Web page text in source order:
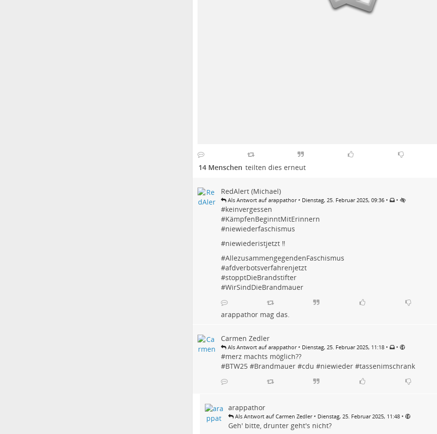
14 Menschen teilten dies erneut
RedAlert (Michael)
Als Antwort auf arappathor • Dienstag, 25. Februar 2025, 09:36 • •
#keinvergessen
#KämpfenBeginntMitErinnern
#niewiederfaschismus
#niewiederistjetzt‼️
#AllezusammengegendenFaschismus
#afdverbotsverfahrenjetzt
#stopptDieBrandstifter
#WirSindDieBrandmauer
arappathormag das.
Carmen Zedler
Als Antwort auf arappathor • Dienstag, 25. Februar 2025, 11:18 • •
#merz machts möglich??
#BTW25#Brandmauer#cdu #niewieder#tassenimschrank
arappathor
Als Antwort auf Carmen Zedler • Dienstag, 25. Februar 2025, 11:48 •
Geh' bitte, drunter geht's nicht?